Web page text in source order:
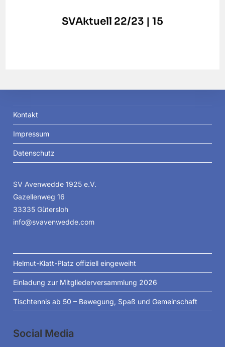
SVAktuell 22/23 | 15
Kontakt
Impressum
Datenschutz
SV Avenwedde 1925 e.V.
Gazellenweg 16
33335 Gütersloh
info@svavenwedde.com
Helmut-Klatt-Platz offiziell eingeweiht
Einladung zur Mitgliederversammlung 2026
Tischtennis ab 50 – Bewegung, Spaß und Gemeinschaft
Social Media